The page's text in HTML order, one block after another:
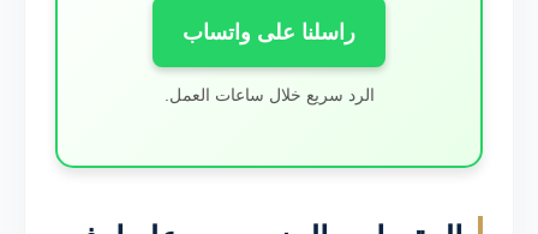
راسلنا على واتساب
الرد سريع خلال ساعات العمل.